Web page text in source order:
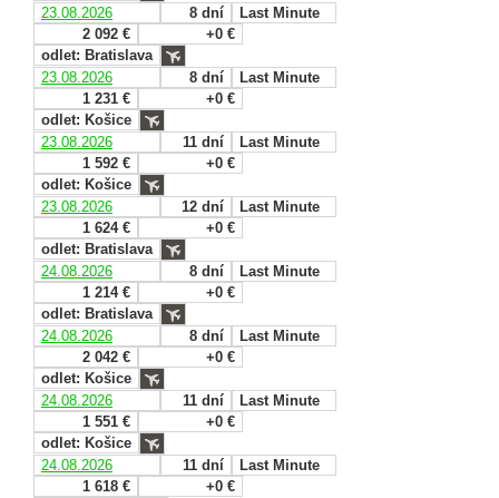
23.08.2026
8 dní
Last Minute
2 092 €
+0 €
odlet: Bratislava
23.08.2026
8 dní
Last Minute
1 231 €
+0 €
odlet: Košice
23.08.2026
11 dní
Last Minute
1 592 €
+0 €
odlet: Košice
23.08.2026
12 dní
Last Minute
1 624 €
+0 €
odlet: Bratislava
24.08.2026
8 dní
Last Minute
1 214 €
+0 €
odlet: Bratislava
24.08.2026
8 dní
Last Minute
2 042 €
+0 €
odlet: Košice
24.08.2026
11 dní
Last Minute
1 551 €
+0 €
odlet: Košice
24.08.2026
11 dní
Last Minute
1 618 €
+0 €